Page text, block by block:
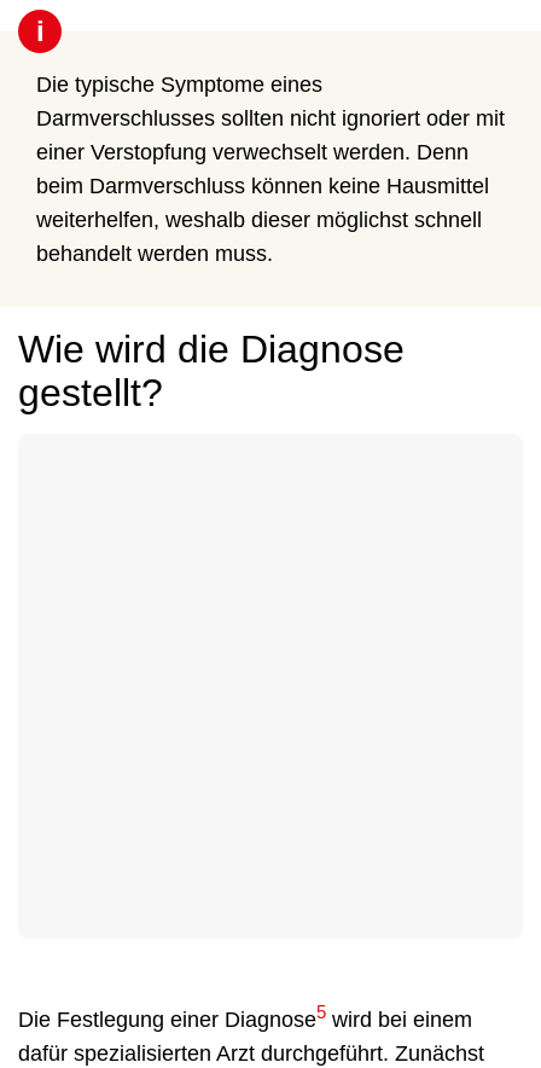
i
Die typische Symptome eines
Darmverschlusses sollten nicht ignoriert oder mit
einer Verstopfung verwechselt werden. Denn
beim Darmverschluss können keine Hausmittel
weiterhelfen, weshalb dieser möglichst schnell
behandelt werden muss.
Wie wird die Diagnose
gestellt?
Die Festlegung einer Diagnose5 wird bei einem
dafür spezialisierten Arzt durchgeführt. Zunächst